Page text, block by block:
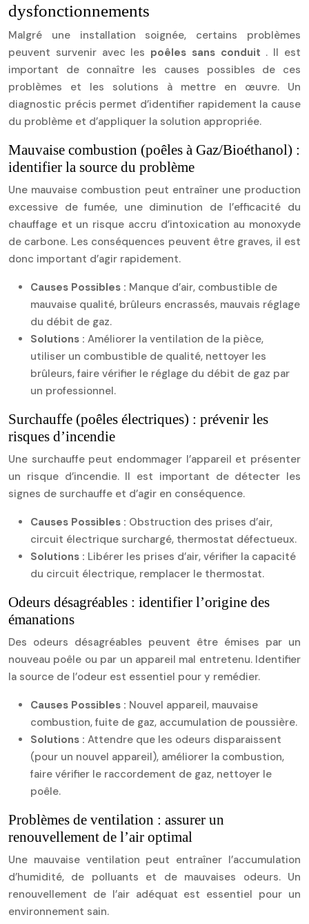
dysfonctionnements
Malgré une installation soignée, certains problèmes
peuvent survenir avec les poêles sans conduit . Il est
important de connaître les causes possibles de ces
problèmes et les solutions à mettre en œuvre. Un
diagnostic précis permet d’identifier rapidement la cause
du problème et d’appliquer la solution appropriée.
Mauvaise combustion (poêles à Gaz/Bioéthanol) :
identifier la source du problème
Une mauvaise combustion peut entraîner une production
excessive de fumée, une diminution de l’efficacité du
chauffage et un risque accru d’intoxication au monoxyde
de carbone. Les conséquences peuvent être graves, il est
donc important d’agir rapidement.
Causes Possibles : Manque d’air, combustible de
mauvaise qualité, brûleurs encrassés, mauvais réglage
du débit de gaz.
Solutions : Améliorer la ventilation de la pièce,
utiliser un combustible de qualité, nettoyer les
brûleurs, faire vérifier le réglage du débit de gaz par
un professionnel.
Surchauffe (poêles électriques) : prévenir les
risques d’incendie
Une surchauffe peut endommager l’appareil et présenter
un risque d’incendie. Il est important de détecter les
signes de surchauffe et d’agir en conséquence.
Causes Possibles : Obstruction des prises d’air,
circuit électrique surchargé, thermostat défectueux.
Solutions : Libérer les prises d’air, vérifier la capacité
du circuit électrique, remplacer le thermostat.
Odeurs désagréables : identifier l’origine des
émanations
Des odeurs désagréables peuvent être émises par un
nouveau poêle ou par un appareil mal entretenu. Identifier
la source de l’odeur est essentiel pour y remédier.
Causes Possibles : Nouvel appareil, mauvaise
combustion, fuite de gaz, accumulation de poussière.
Solutions : Attendre que les odeurs disparaissent
(pour un nouvel appareil), améliorer la combustion,
faire vérifier le raccordement de gaz, nettoyer le
poêle.
Problèmes de ventilation : assurer un
renouvellement de l’air optimal
Une mauvaise ventilation peut entraîner l’accumulation
d’humidité, de polluants et de mauvaises odeurs. Un
renouvellement de l’air adéquat est essentiel pour un
environnement sain.